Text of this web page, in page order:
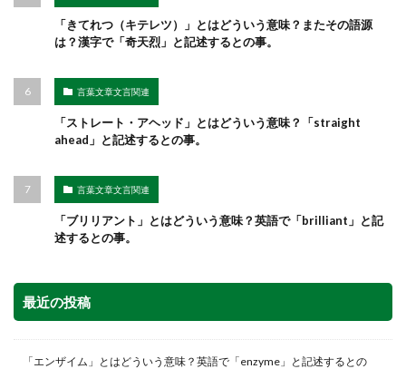
「きてれつ（キテレツ）」とはどういう意味？またその語源
は？漢字で「奇天烈」と記述するとの事。
言葉文章文言関連
「ストレート・アヘッド」とはどういう意味？「straight
ahead」と記述するとの事。
言葉文章文言関連
「ブリリアント」とはどういう意味？英語で「brilliant」と記
述するとの事。
最近の投稿
「エンザイム」とはどういう意味？英語で「enzyme」と記述するとの